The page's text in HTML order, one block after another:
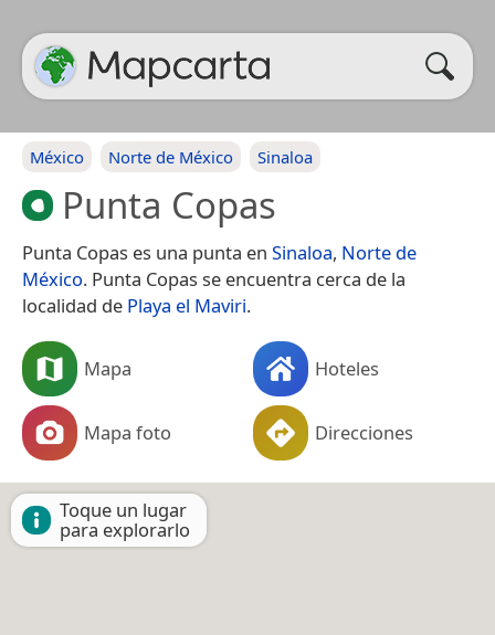
México Norte de México Sinaloa
Punta Copas
Punta Copas es una punta en Sinaloa, Norte de
México. Punta Copas se encuentra cerca de la
localidad de Playa el Maviri.
Mapa Hoteles
Mapa foto Direcciones
Toque un lugar
para explorarlo